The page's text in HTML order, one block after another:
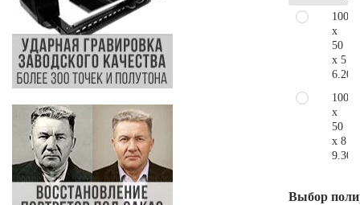
100
x
50
x 5
100
x
50
x 8
Выбор